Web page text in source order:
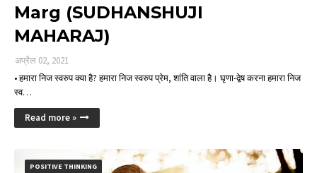
Marg (SUDHANSHUJI
MAHARAJ)
अप्रैल 02, 2021
• हमारा निज स्वरुप क्या है? हमारा निज स्वरुप प्रेम, शांति वाला है। घृणा-द्वेष करना हमारा निज
स्व…
Read more »
POSITIVE THINKING